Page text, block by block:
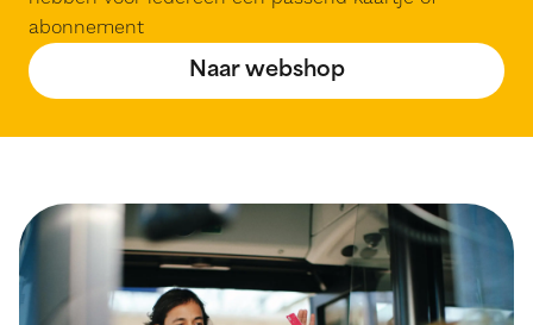
abonnement
Naar webshop